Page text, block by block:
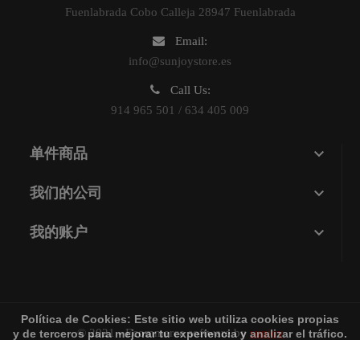
Fuenlabrada Cobo Calleja 28947 Fuenlabrada
Email:
info@sunjoystore.es
Call Us:
914 965 501 / 634 405 009
单件商品 
我们的公司 
我的账户 
Política de Cookies: Este sitio web utiliza cookies propias
y de terceros para mejorar tu experiencia y analizar el tráfico.
© 2021 - Ecommerce software by sunjoy